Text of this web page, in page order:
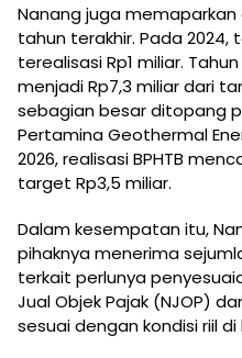
Nanang juga memaparkan
tahun terakhir. Pada 2024,
terealisasi Rp1 miliar.
menjadi Rp7,3 miliar dari
sebagian besar ditopang
Pertamina Geothermal
2026, realisasi BPHTB
target Rp3,5 miliar.
Dalam kesempatan itu,
pihaknya menerima
terkait perlunya
Jual Objek Pajak (NJOP)
sesuai dengan kondisi riil